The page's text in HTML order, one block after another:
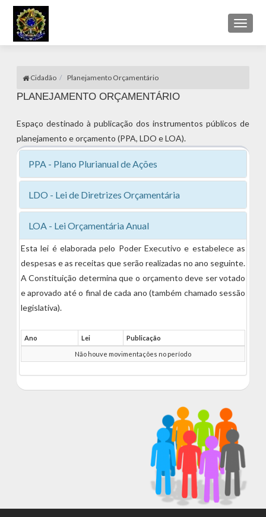
Toggle
Cidadão Planejamento Orçamentário
PLANEJAMENTO ORÇAMENTÁRIO
Espaço destinado à publicação dos instrumentos públicos de
planejamento e orçamento (PPA, LDO e LOA).
PPA - Plano Plurianual de Ações
LDO - Lei de Diretrizes Orçamentária
LOA - Lei Orçamentária Anual
Esta lei é elaborada pelo Poder Executivo e estabelece as
despesas e as receitas que serão realizadas no ano seguinte.
A Constituição determina que o orçamento deve ser votado
e aprovado até o final de cada ano (também chamado sessão
legislativa).
Ano Lei Publicação
Não houve movimentações no período